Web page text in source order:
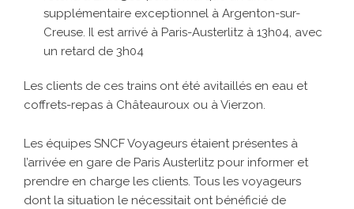
supplémentaire exceptionnel à Argenton-sur-
Creuse. Il est arrivé à Paris-Austerlitz à 13h04, avec
un retard de 3h04
Les clients de ces trains ont été avitaillés en eau et
coffrets-repas à Châteauroux ou à Vierzon.
Les équipes SNCF Voyageurs étaient présentes à
l’arrivée en gare de Paris Austerlitz pour informer et
prendre en charge les clients. Tous les voyageurs
dont la situation le nécessitait ont bénéficié de